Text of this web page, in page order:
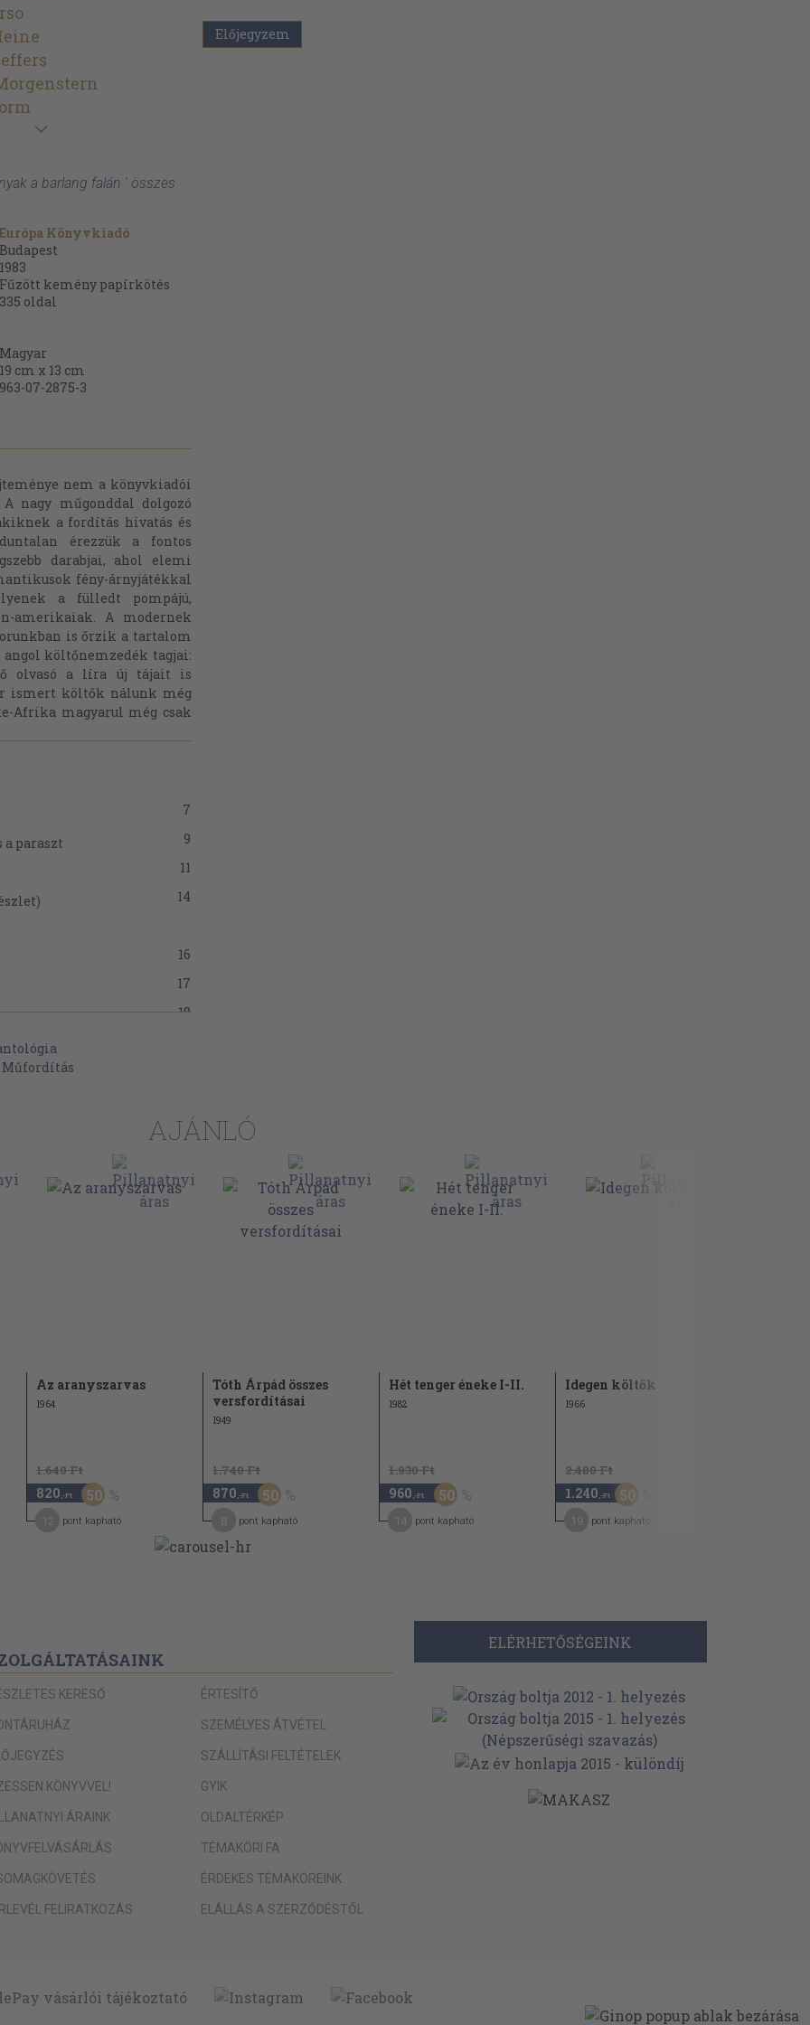
a barlang falán ' összes
Európa Könyvkiadó
Budapest
1983
Fűzött kemény papírkötés
335 oldal
Magyar
19 cm x 13 cm
963-07-2875-3
nem a könyvkiadói
nagy műgonddal dolgozó
a fordítás hivatás és
érezzük a fontos
darabjai, ahol elemi
fény-árnyjátékkal
a fülledt pompájú,
amerikaiak. A modernek
is őrzik a tartalom
költőnemzedék tagjai:
olvasó a líra új tájait is
ismert költők nálunk még
Afrika magyarul még csak
7
paraszt
9
11
14
16
17
18
25
40
49
Műfordítás
Előjegyzem
AJÁNLÓ
Az aranyszarvas
1964
1.640 Ft
820 ,-Ft 50
pont kapható
Tóth Árpád összes
versfordításai
1949
1.740 Ft
870 ,-Ft 50
pont kapható
Hét tenger éneke I-II.
1982
1.930 Ft
960 ,-Ft 50
pont kapható
Idegen költők
1966
2.480 Ft
1.240 ,-Ft 50
pont kapható
KERESŐ
KÖNYVVEL!
ÁRAINK
FELIRATKOZÁS
ÉRTESÍTŐ
SZEMÉLYES ÁTVÉTEL
SZÁLLÍTÁSI FELTÉTELEK
GYIK
OLDALTÉRKÉP
TÉMAKÖRI FA
ÉRDEKES TÉMAKÖREINK
ELÁLLÁS A SZERZŐDÉSTŐL
ELÉRHETŐSÉGEINK